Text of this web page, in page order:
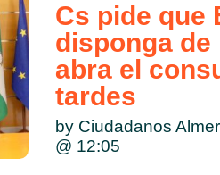
Cs pide que
disponga de
abra el
tardes
by Ciudadanos
@ 12:05